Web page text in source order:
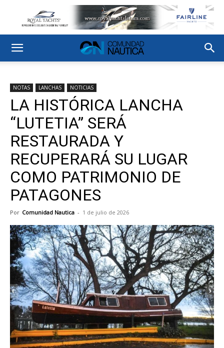
NOTAS LANCHAS NOTICIAS
LA HISTÓRICA LANCHA
“LUTETIA” SERÁ
RESTAURADA Y
RECUPERARÁ SU LUGAR
COMO PATRIMONIO DE
PATAGONES
Por Comunidad Nautica - 1 de julio de 2026